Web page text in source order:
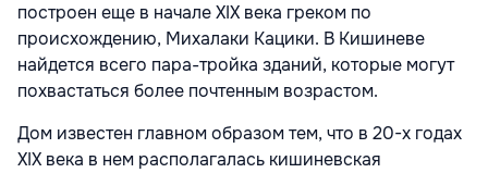
построен еще в начале ХIХ века греком по
происхождению, Михалаки Кацики. В Кишиневе
найдется всего пара-тройка зданий, которые могут
похвастаться более почтенным возрастом.
Дом известен главном образом тем, что в 20-х годах
ХIХ века в нем располагалась кишиневская